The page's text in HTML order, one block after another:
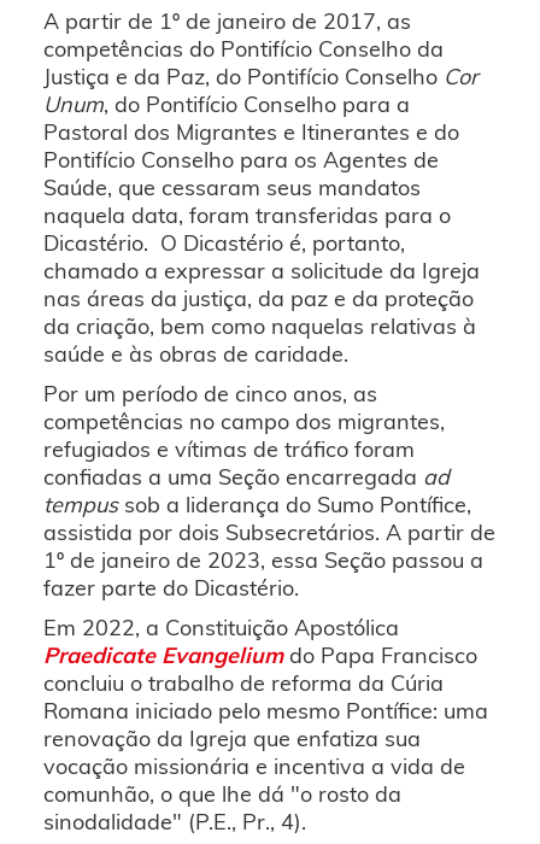
A partir de 1º de janeiro de 2017, as
competências do Pontifício Conselho da
Justiça e da Paz, do Pontifício Conselho Cor
Unum, do Pontifício Conselho para a
Pastoral dos Migrantes e Itinerantes e do
Pontifício Conselho para os Agentes de
Saúde, que cessaram seus mandatos
naquela data, foram transferidas para o
Dicastério. O Dicastério é, portanto,
chamado a expressar a solicitude da Igreja
nas áreas da justiça, da paz e da proteção
da criação, bem como naquelas relativas à
saúde e às obras de caridade.
Por um período de cinco anos, as
competências no campo dos migrantes,
refugiados e vítimas de tráfico foram
confiadas a uma Seção encarregada ad
tempussob a liderança do Sumo Pontífice,
assistida por dois Subsecretários. A partir de
1º de janeiro de 2023, essa Seção passou a
fazer parte do Dicastério.
Em 2022, a Constituição Apostólica
Praedicate Evangeliumdo Papa Francisco
concluiu o trabalho de reforma da Cúria
Romana iniciado pelo mesmo Pontífice: uma
renovação da Igreja que enfatiza sua
vocação missionária e incentiva a vida de
comunhão, o que lhe dá "o rosto da
sinodalidade" (P.E., Pr., 4).